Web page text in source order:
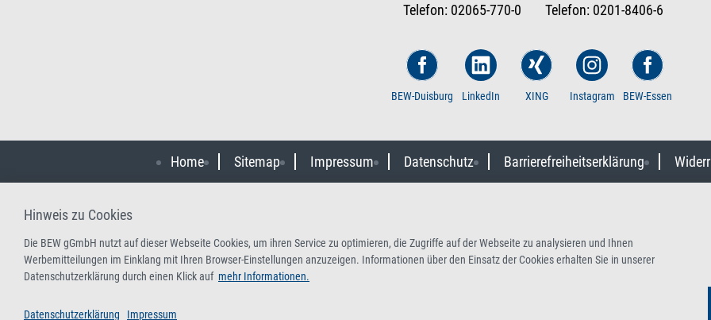
Telefon: 02065-770-0
Telefon: 0201-8406-6
BEW-Duisburg LinkedIn XING Instagram BEW-Essen
Home Sitemap Impressum Datenschutz Barrierefreiheitserklärung
Hinweis zu Cookies
Die BEW gGmbH nutzt auf dieser Webseite Cookies, um ihren Service zu optimieren, die Zugriffe auf der Webseite zu analysieren und Ihnen
Werbemitteilungen im Einklang mit Ihren Browser-Einstellungen anzuzeigen. Informationen über den Einsatz der Cookies erhalten Sie in unserer
Datenschutzerklärung durch einen Klick auf mehr Informationen.
Datenschutzerklärung Impressum